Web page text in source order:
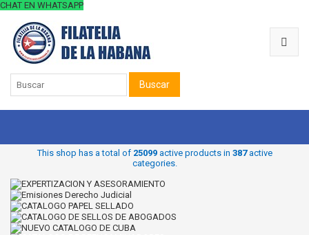
CHAT EN WHATSAPP
Buscar
This shop has a total of 25099active products in 387active
categories.